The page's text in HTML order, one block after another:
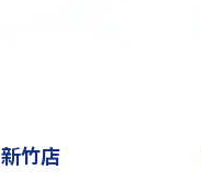
新竹店